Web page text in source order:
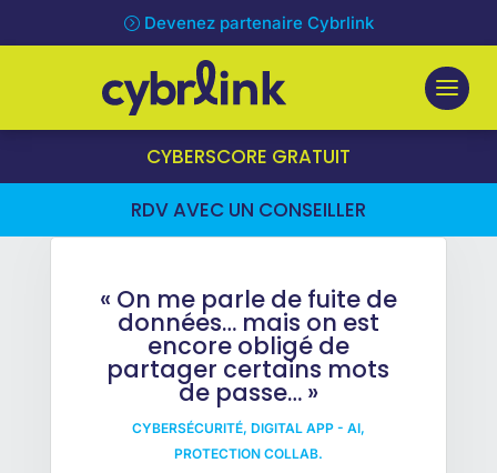
Devenez partenaire Cybrlink
CYBERSCORE GRATUIT
RDV AVEC UN CONSEILLER
« On me parle de fuite de
données… mais on est
encore obligé de
partager certains mots
de passe… »
CYBERSÉCURITÉ, DIGITAL APP - AI,
PROTECTION COLLAB.